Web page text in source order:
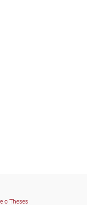
o Theses